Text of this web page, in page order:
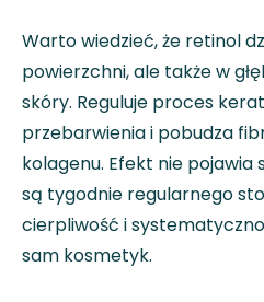
Warto wiedzieć, że retinol
powierzchni, ale także w
skóry. Reguluje proces
przebarwienia i pobudza
kolagenu. Efekt nie pojawia
są tygodnie regularnego
cierpliwość i
sam kosmetyk.